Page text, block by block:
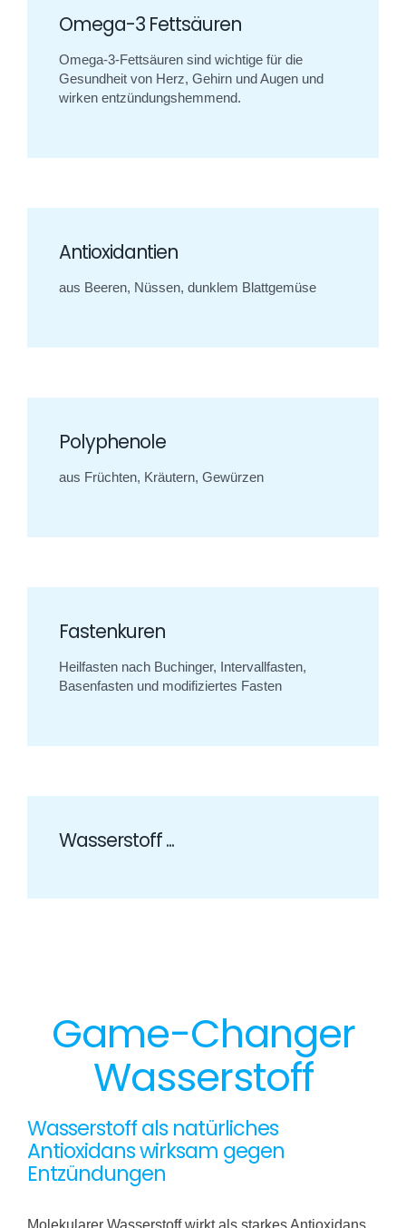
Omega-3 Fettsäuren
Omega-3-Fettsäuren sind wichtige für die
Gesundheit von Herz, Gehirn und Augen und
wirken entzündungshemmend.
Antioxidantien
aus Beeren, Nüssen, dunklem Blattgemüse
Polyphenole
aus Früchten, Kräutern, Gewürzen
Fastenkuren
Heilfasten nach Buchinger, Intervallfasten,
Basenfasten und modifiziertes Fasten
Wasserstoff ...
Game-Changer
Wasserstoff
Wasserstoff als natürliches
Antioxidans wirksam gegen
Entzündungen